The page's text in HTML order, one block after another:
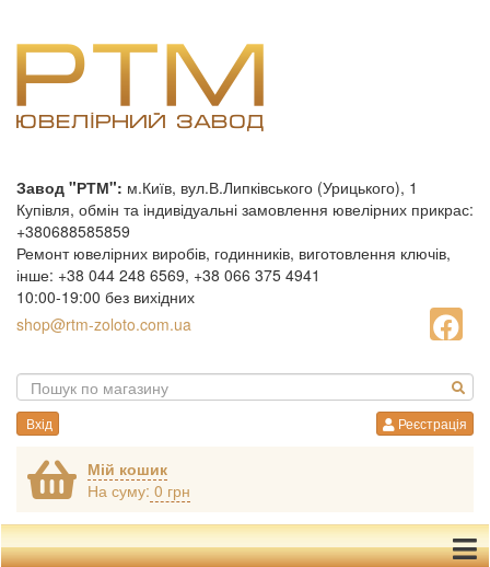
Завод "РТМ": м.Київ, вул.В.Липківського (Урицького), 1
Купівля, обмін та індивідуальні замовлення ювелірних прикрас:
+380688585859
Ремонт ювелірних виробів, годинників, виготовлення ключів,
інше: +38 044 248 6569, +38 066 375 4941
10:00-19:00 без вихідних
shop@rtm-zoloto.com.ua
Вхід Реєстрація
Мій кошик
На суму: 0 грн